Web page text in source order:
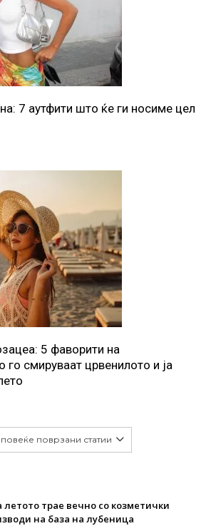
7 аутфити што ќе ги носиме цел
5 фаворити на
смируваат црвенилото и ја
повеќе поврзани статии
летото трае вечно со козметички
на база на лубеница